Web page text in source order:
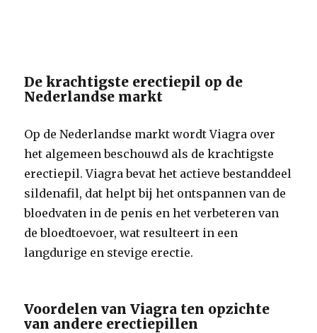
De krachtigste erectiepil op de
Nederlandse markt
Op de Nederlandse markt wordt Viagra over
het algemeen beschouwd als de krachtigste
erectiepil. Viagra bevat het actieve bestanddeel
sildenafil, dat helpt bij het ontspannen van de
bloedvaten in de penis en het verbeteren van
de bloedtoevoer, wat resulteert in een
langdurige en stevige erectie.
Voordelen van Viagra ten opzichte
van andere erectiepillen